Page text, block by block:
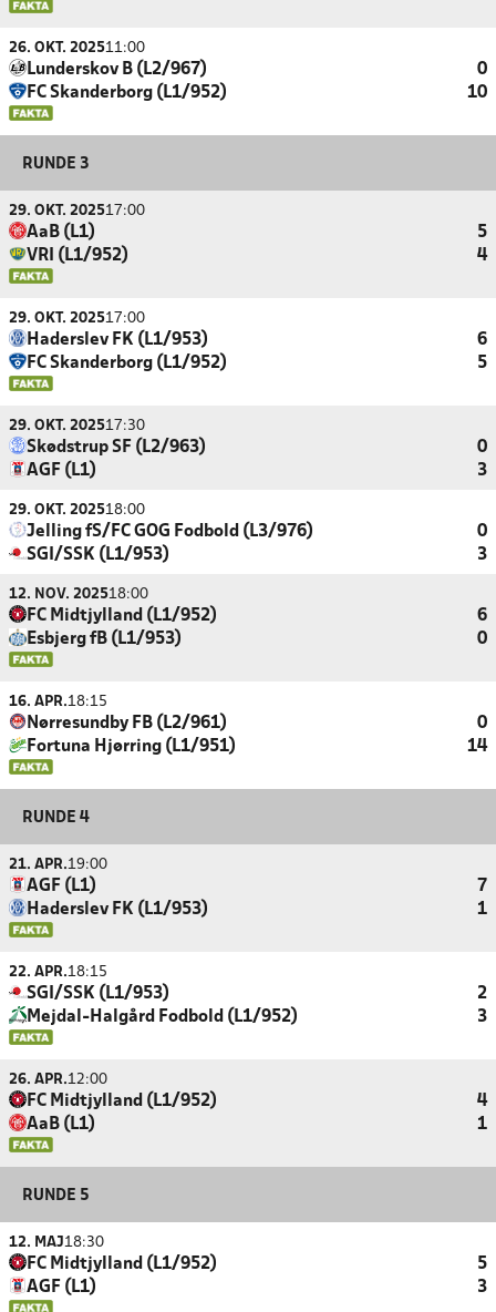
26. OKT. 202511:00
Lunderskov B (L2/967)
0
FC Skanderborg (L1/952)
10
RUNDE 3
29. OKT. 202517:00
AaB (L1)
5
VRI (L1/952)
4
29. OKT. 202517:00
Haderslev FK (L1/953)
6
FC Skanderborg (L1/952)
5
29. OKT. 202517:30
Skødstrup SF (L2/963)
0
AGF (L1)
3
29. OKT. 202518:00
Jelling fS/FC GOG Fodbold (L3/976)
0
SGI/SSK (L1/953)
3
12. NOV. 202518:00
FC Midtjylland (L1/952)
6
Esbjerg fB (L1/953)
0
16. APR.18:15
Nørresundby FB (L2/961)
0
Fortuna Hjørring (L1/951)
14
RUNDE 4
21. APR.19:00
AGF (L1)
7
Haderslev FK (L1/953)
1
22. APR.18:15
SGI/SSK (L1/953)
2
Mejdal-Halgård Fodbold (L1/952)
3
26. APR.12:00
FC Midtjylland (L1/952)
4
AaB (L1)
1
RUNDE 5
12. MAJ18:30
FC Midtjylland (L1/952)
5
AGF (L1)
3